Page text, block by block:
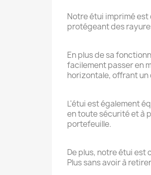
Notre étui imprimé
protégeant des
En plus de sa
facilement passer en
horizontale, offrant
L'étui est également
en toute sécurité et à
portefeuille.
De plus, notre étui
Plus sans avoir à